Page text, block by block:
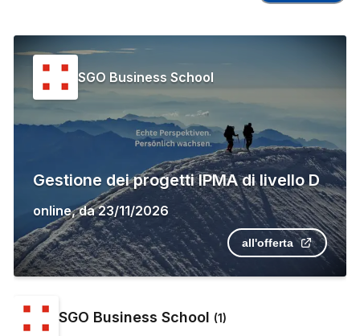
SGO Business School
Gestione dei progetti IPMA di livello D
online,da 23/11/2026
all'offerta
SGO Business School (1)